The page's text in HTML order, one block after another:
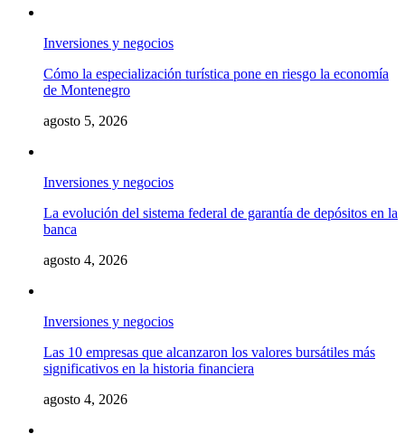
Inversiones y negocios
Cómo la especialización turística pone en riesgo la economía
de Montenegro
agosto 5, 2026
Inversiones y negocios
La evolución del sistema federal de garantía de depósitos en la
banca
agosto 4, 2026
Inversiones y negocios
Las 10 empresas que alcanzaron los valores bursátiles más
significativos en la historia financiera
agosto 4, 2026